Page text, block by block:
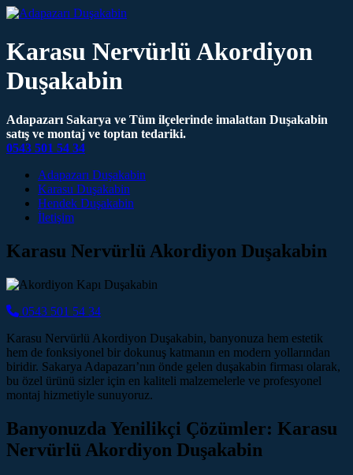
Karasu Nervürlü Akordiyon
Duşakabin
Adapazarı Sakarya ve Tüm ilçelerinde imalattan Duşakabin
satış ve montaj ve toptan tedariki.
0543 501 54 34
Main Navigation
Adapazarı Duşakabin
Karasu Duşakabin
Hendek Duşakabin
İletişim
Karasu Nervürlü Akordiyon Duşakabin
0543 501 54 34
Karasu Nervürlü Akordiyon Duşakabin, banyonuza hem estetik
hem de fonksiyonel bir dokunuş katmanın en modern yollarından
biridir. Sakarya Adapazarı’nın önde gelen duşakabin firması olarak,
bu özel ürünü sizler için en kaliteli malzemelerle ve profesyonel
montaj hizmetiyle sunuyoruz.
Banyonuzda Yenilikçi Çözümler: Karasu
Nervürlü Akordiyon Duşakabin